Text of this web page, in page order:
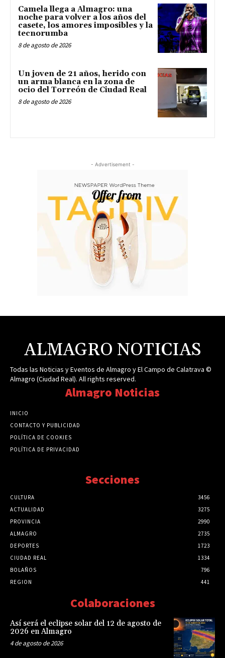
Camela llega a Almagro: una
noche para volver a los años del
casete, los amores imposibles y la
tecnorumba
8 de agosto de 2026
Un joven de 21 años, herido con
un arma blanca en la zona de
ocio del Torreón de Ciudad Real
8 de agosto de 2026
- Advertisement -
ALMAGRO NOTICIAS
Todas las Noticias y Eventos de Almagro y El Campo de Calatrava ©
Almagro (Ciudad Real). All rights reserved.
Almagro Noticias
INICIO
CONTACTO Y PUBLICIDAD
POLÍTICA DE COOKIES
POLÍTICA DE PRIVACIDAD
Secciones
CULTURA
3456
ACTUALIDAD
3275
PROVINCIA
2990
ALMAGRO
2735
DEPORTES
1723
CIUDAD REAL
1334
BOLAÑOS
796
REGION
441
Colaboraciones
Así será el eclipse solar del 12 de agosto de
2026 en Almagro
4 de agosto de 2026